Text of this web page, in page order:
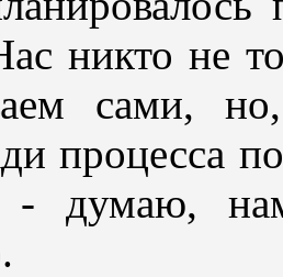
никто не
сами,
процесса
- думаю,